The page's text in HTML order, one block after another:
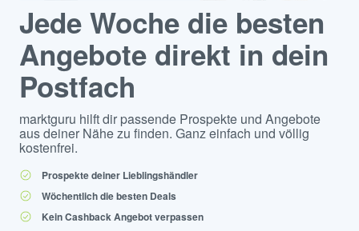
Jede Woche die besten
Angebote direkt in dein
Postfach
marktguru hilft dir passende Prospekte und Angebote
aus deiner Nähe zu finden. Ganz einfach und völlig
kostenfrei.
Prospekte deiner Lieblingshändler
Wöchentlich die besten Deals
Kein Cashback Angebot verpassen